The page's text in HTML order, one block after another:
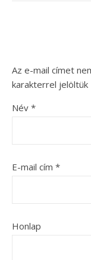
Az e-mail címet
karakterrel jelöltük
Név *
E-mail cím *
Honlap